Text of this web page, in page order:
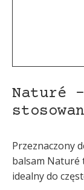
Naturé
Przeznaczony
balsam
idealny do